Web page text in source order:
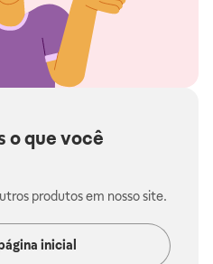
o que você
produtos em nosso site.
inicial